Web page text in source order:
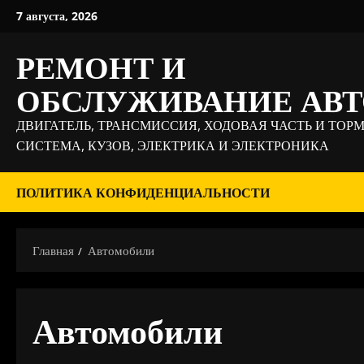
Перейти
7 августа, 2026
РЕМОНТ И
ОБСЛУЖИВАНИЕ
ДВИГАТЕЛЬ, ТРАНСМИССИЯ, ХОДОВАЯ ЧАСТЬ И
СИСТЕМА, КУЗОВ, ЭЛЕКТРИКА И ЭЛЕКТРОНИКА
ПОЛИТИКА КОНФИДЕНЦИАЛЬНОСТИ
Главная Автомобили
Автомобили